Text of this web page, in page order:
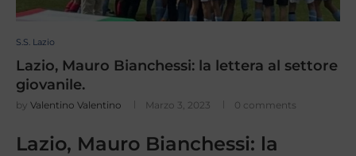
S.S. Lazio
Lazio, Mauro Bianchessi: la lettera al settore
giovanile.
by Valentino Valentino Marzo 3, 2023 0 comments
Lazio, Mauro Bianchessi: la